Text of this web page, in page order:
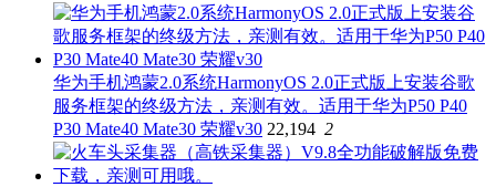
华为手机鸿蒙2.0系统HarmonyOS 2.0正式版上安装谷歌
服务框架的终级方法，亲测有效。适用于华为P50 P40
P30 Mate40 Mate30 荣耀v30 22,194 2